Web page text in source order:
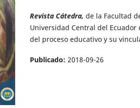
Revista Cátedra, de la Facultad
Universidad Central del
del proceso educativo y su
Publicado: 2018-09-26